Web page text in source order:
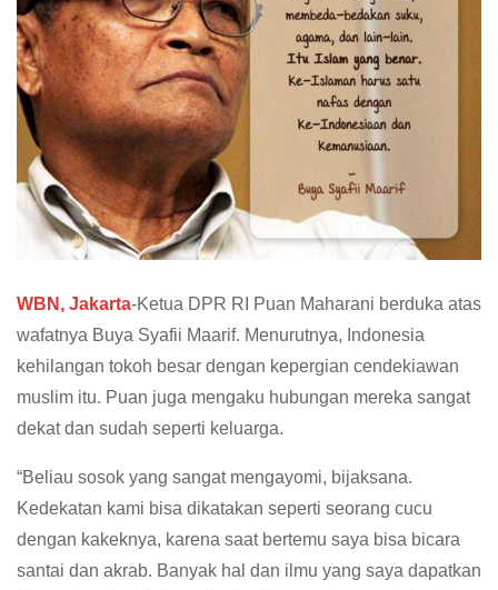
WBN, Jakarta-Ketua DPR RI Puan Maharani berduka atas
wafatnya Buya Syafii Maarif. Menurutnya, Indonesia
kehilangan tokoh besar dengan kepergian cendekiawan
muslim itu. Puan juga mengaku hubungan mereka sangat
dekat dan sudah seperti keluarga.
“Beliau sosok yang sangat mengayomi, bijaksana.
Kedekatan kami bisa dikatakan seperti seorang cucu
dengan kakeknya, karena saat bertemu saya bisa bicara
santai dan akrab. Banyak hal dan ilmu yang saya dapatkan